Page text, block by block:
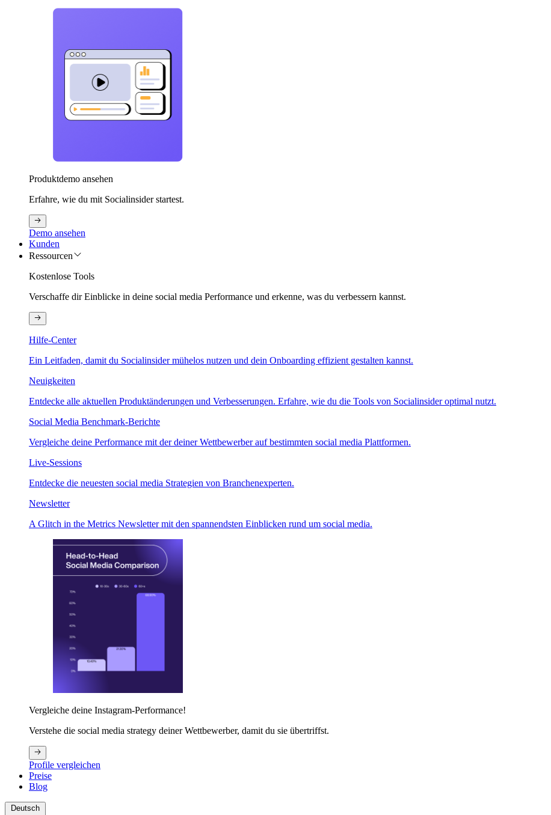
Produktdemo ansehen
Erfahre, wie du mit Socialinsider startest.
Demo ansehen
Kunden
Ressourcen
Kostenlose Tools
Verschaffe dir Einblicke in deine social media Performance und erkenne, was du verbessern kannst.
Hilfe-Center
Ein Leitfaden, damit du Socialinsider mühelos nutzen und dein Onboarding effizient gestalten kannst.
Neuigkeiten
Entdecke alle aktuellen Produktänderungen und Verbesserungen. Erfahre, wie du die Tools von Socialinsider optimal nutzt.
Social Media Benchmark-Berichte
Vergleiche deine Performance mit der deiner Wettbewerber auf bestimmten social media Plattformen.
Live-Sessions
Entdecke die neuesten social media Strategien von Branchenexperten.
Newsletter
A Glitch in the Metrics Newsletter mit den spannendsten Einblicken rund um social media.
Vergleiche deine Instagram-Performance!
Verstehe die social media strategy deiner Wettbewerber, damit du sie übertriffst.
Profile vergleichen
Preise
Blog